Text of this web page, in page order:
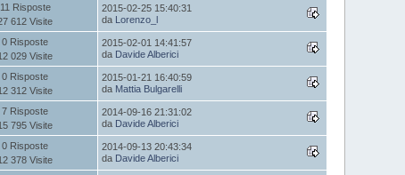
11 Risposte
612 Visite
2015-02-25 15:40:31
da Lorenzo_l
0 Risposte
029 Visite
2015-02-01 14:41:57
da Davide Alberici
0 Risposte
312 Visite
2015-01-21 16:40:59
da Mattia Bulgarelli
7 Risposte
795 Visite
2014-09-16 21:31:02
da Davide Alberici
0 Risposte
378 Visite
2014-09-13 20:43:34
da Davide Alberici